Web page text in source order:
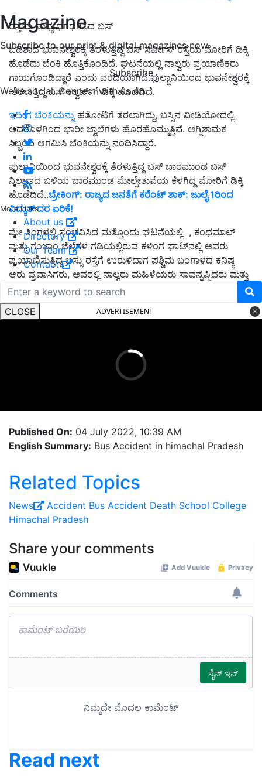
Magazine
Subscribe to our print & digital magazines now
Subscribe
We're social. Connect with us on:
More Links
About us
Directory
Our Team
Contact
CLOSE
ರಸ್ತೆಯ ಮಧ್ಯ ಧಗಧಗಿಸಿದ ಬಸ್‌
ಒಡಿಶಾದ ಭುವನೇಶ್ವರಕ್ಕೆ ತೆರಳುತ್ತಿದ್ದ ಬಸ್‌ ಸರ್ವೀಸ್ ರಸ್ತೆಯ ಮೋರಿಗೆ ಡಿಕ್ಕಿ
ಹೊಡೆದು ಬೆಂಕಿ ಹೊತ್ತಿಕೊಂಡಿದೆ. ಘಟನೆಯಲ್ಲಿ ನಾಲ್ವರು ಪ್ರಯಾಣಿಕರು
ಗಾಯಗೊಂಡಿದ್ದಾರೆ ಎಂದು ವರದಿಯಾಗಿದೆ.ಫುಲ್ಬಾನಿಯಿಂದ ಭುವನೇಶ್ವರಕ್ಕೆ
ತೆರಳುತ್ತಿದ್ದ ಬಸ್ ಕಲ್ವರ್ಟ್‌ಗೆ ಡಿಕ್ಕಿ ಹೊಡೆದಿದೆ.
ಇದೀಗ ಬೆಂಕಿಯನ್ನುಹತೋಟಿಗೆ ತರಲಾಗಿದ್ದು, ಬಸ್ಸಿನ ವೀಡಿಯೋದಲ್ಲಿ
ಅದರೊಳಗಿಂದ ಭಾರೀ ಜ್ವಾಲೆಗಳು ಹೊರಹೊಮ್ಮುತ್ತಿವೆ. ಅಗ್ನಿಶಾಮಕ
ಸಿಬ್ಬಂದಿ ಆಗಮಿಸಿ ಬೆಂಕಿಯನ್ನು ನಂದಿಸಿದ್ದಾರೆ.
ಫುಲ್ಬಾನಿಯಿಂದ ಭುವನೇಶ್ವರಕ್ಕೆ ತೆರಳುತ್ತಿದ್ದ ಬಸ್ ಬಾರಮುಂಡ ಬಸ್
ನಿಲ್ದಾಣದ ಬಳಿಯ ಬಾರಮುಂಡ ಮೇಲ್ಸೇತುವೆಯ ಕೆಳಗಿದ್ದ ಮೋರಿಗೆ ಡಿಕ್ಕಿ
ಹೊಡೆದಿದೆ..ಬ್ರೇಕಿಂಗ್‌: ರಾಜ್ಯದ ಜನತೆಗೆ ಕರೆಂಟ್‌ ಶಾಕ್‌: ಜುಲೈ 1ರಿಂದ
ವಿದ್ಯುತ್‌ ದರ ಏರಿಕೆ!
ಮೇ ತಿಂಗಳಲ್ಲಿ ಸಂಭವಿಸಿದ ಮತ್ತೊಂದು ಘಟನೆಯಲ್ಲಿ , ಕಂಧಮಾಲ್
ಮತ್ತು ಗಂಜಾಂ ಜಿಲ್ಲೆಗಳ ಗಡಿಯಲ್ಲಿರುವ ಕಳಿಂಗ ಘಾಟ್‌ನಲ್ಲಿ ಅವರು
ಪ್ರಯಾಣಿಸುತ್ತಿದ್ದ ಬಸ್ಸು ರಸ್ತೆಗೆ ಉರುಳಿದಾಗ ಪಶ್ಚಿಮ ಬಂಗಾಳದ ಕನಿಷ್ಠ
ಆರು ಪ್ರವಾಸಿಗರು, ಅವರಲ್ಲಿ ನಾಲ್ವರು ಮಹಿಳೆಯರು ಸಾವನ್ನಪ್ಪಿದರು ಮತ್ತು
40 ಮಂದಿ ಗಾಯಗೊಂಡಿದ್ದರು.
ADVERTISEMENT
Published On: 04 July 2022, 10:39 AM
English Summary: Bus Accident in himachal Pradesh
Related Topics
News Accident Bus Accident Death School College
Himachal Pradesh
Share your comments
Read next